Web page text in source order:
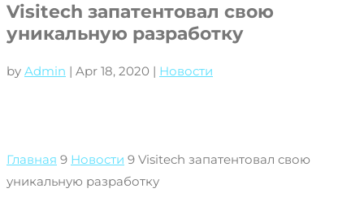
Visitech запатентовал свою
уникальную разработку
by Admin | Apr 18, 2020 | Новости
Главная 9 Новости 9 Visitech запатентовал свою
уникальную разработку